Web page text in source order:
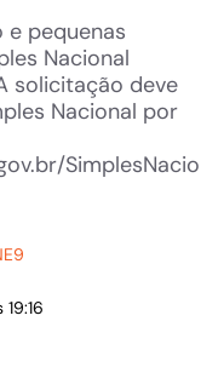
pequenas
Nacional
solicitação deve
Nacional por
SimplesNacio